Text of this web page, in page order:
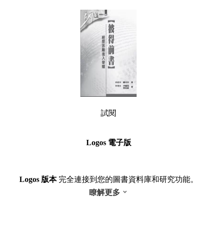
試閱
Logos 電子版
Logos 版本完全連接到您的圖書資料庫和研究功能。
瞭解更多